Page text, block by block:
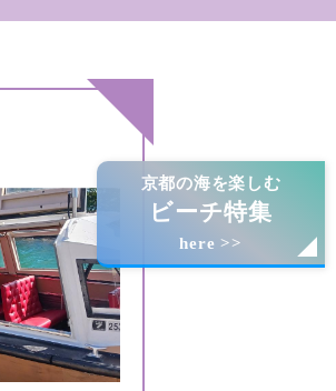
京都の海を楽しむ
ビーチ特集
here >>